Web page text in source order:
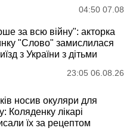
04:50 07.08
за всю війну": акторка
"Слово" замислилася
з України з дітьми
23:05 06.08.26
носив окуляри для
Коляденку лікарі
їх за рецептом